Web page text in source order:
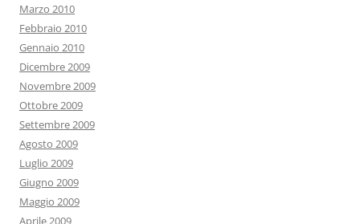
Marzo 2010
Febbraio 2010
Gennaio 2010
Dicembre 2009
Novembre 2009
Ottobre 2009
Settembre 2009
Agosto 2009
Luglio 2009
Giugno 2009
Maggio 2009